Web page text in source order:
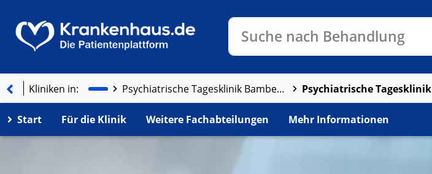
Suche nach Behandlung
Kliniken in: Psychiatrische Tagesklinik Bamberg Forchheim gemeinnützige GmbH Psychiatrische Tagesklinik
Start Für die Klinik Weitere Fachabteilungen Mehr Informationen